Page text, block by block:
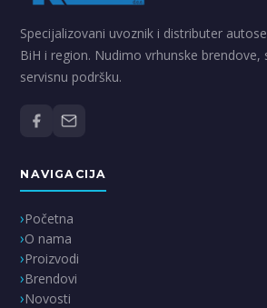
Specijalizovani uvoznik i distributer
BiH i region. Nudimo vrhunske brendove,
servisnu podršku.
NAVIGACIJA
Početna
O nama
Proizvodi
Brendovi
Novosti